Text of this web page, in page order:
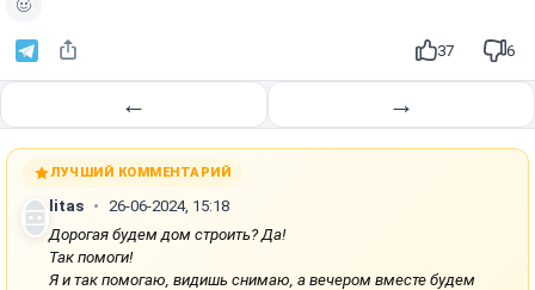
37 6
← →
ЛУЧШИЙ КОММЕНТАРИЙ
litas
26-06-2024, 15:18
Дорогая будем дом строить? Да!
Так помоги!
Я и так помогаю, видишь снимаю, а вечером вместе будем